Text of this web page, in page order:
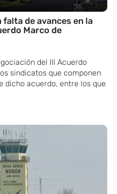
de avances en la
Marco de
del III Acuerdo
sindicatos que componen
dicho acuerdo, entre los que